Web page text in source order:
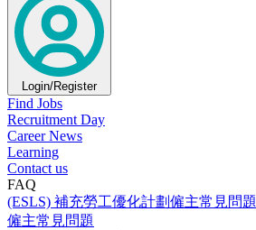
Login/Register
Find Jobs
Recruitment Day
Career News
Learning
Contact us
FAQ
(ESLS) 補充勞工優化計劃僱主常見問題
僱主常見問題